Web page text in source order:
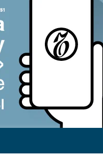
Реклама в «Ъ»